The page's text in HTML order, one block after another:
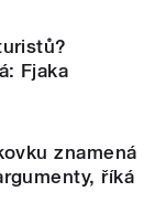
Fjaka
znamená
říká